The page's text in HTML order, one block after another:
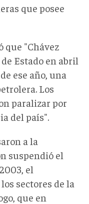
que posee
que "Chávez
Estado en abril
ese año, una
Los
paralizar por
del país".
a la
suspendió el
el
sectores de la
que en